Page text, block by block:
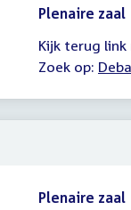
Plenaire zaal
Kijk terug
Zoek op:
Plenaire zaal